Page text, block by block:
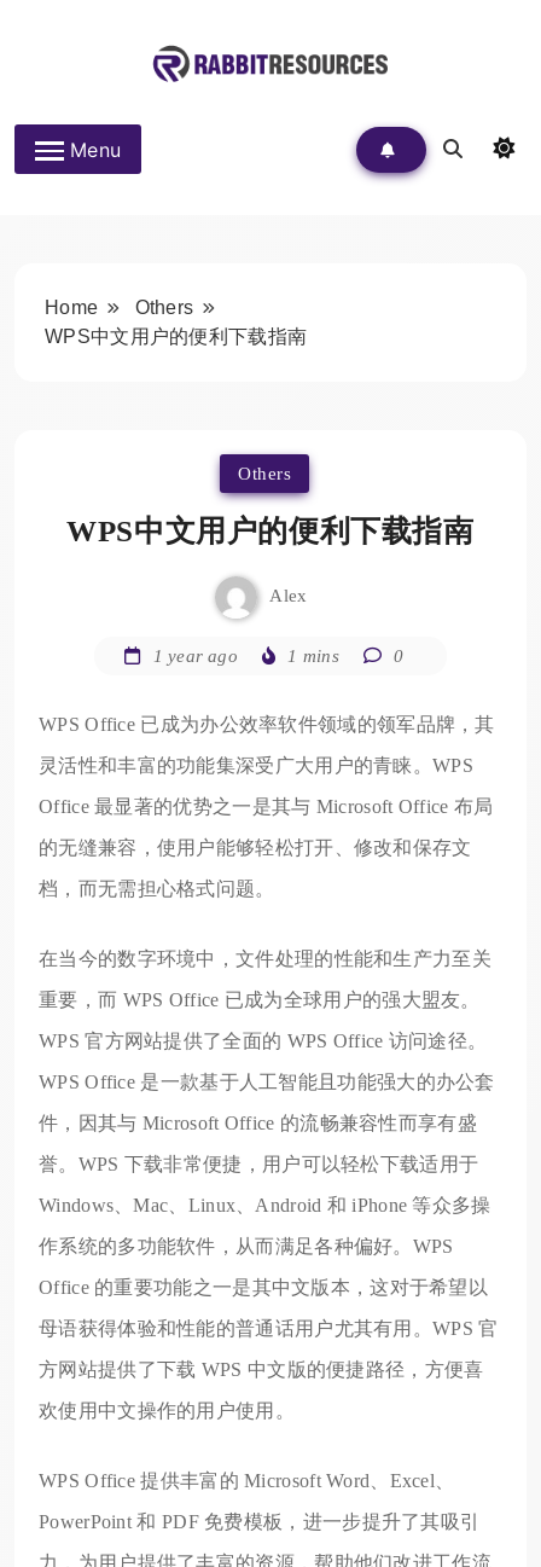
Rabbit Resources
Menu
Home
Others
WPS中文用户的便利下载指南
Others
WPS中文用户的便利下载指南
Alex
1 year ago 1 mins 0
WPS Office 已成为办公效率软件领域的领军品牌，其
灵活性和丰富的功能集深受广大用户的青睐。WPS
Office 最显著的优势之一是其与 Microsoft Office 布局
的无缝兼容，使用户能够轻松打开、修改和保存文
档，而无需担心格式问题。
在当今的数字环境中，文件处理的性能和生产力至关
重要，而 WPS Office 已成为全球用户的强大盟友。
WPS 官方网站提供了全面的 WPS Office 访问途径。
WPS Office 是一款基于人工智能且功能强大的办公套
件，因其与 Microsoft Office 的流畅兼容性而享有盛
誉。WPS 下载非常便捷，用户可以轻松下载适用于
Windows、Mac、Linux、Android 和 iPhone 等众多操
作系统的多功能软件，从而满足各种偏好。WPS
Office 的重要功能之一是其中文版本，这对于希望以
母语获得体验和性能的普通话用户尤其有用。WPS 官
方网站提供了下载 WPS 中文版的便捷路径，方便喜
欢使用中文操作的用户使用。
WPS Office 提供丰富的 Microsoft Word、Excel、
PowerPoint 和 PDF 免费模板，进一步提升了其吸引
力，为用户提供了丰富的资源，帮助他们改进工作流